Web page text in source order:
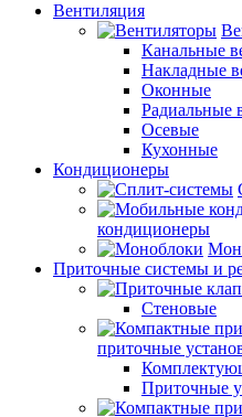
Вентиляция
Канальные
Накладные
Оконные
Радиальные
Осевые
Кухонные
Кондиционеры
кондиционеры
Приточные системы и
Стеновые
приточные
Приточные